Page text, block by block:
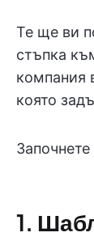
Те ще ви
стъпка
компания
която
1.